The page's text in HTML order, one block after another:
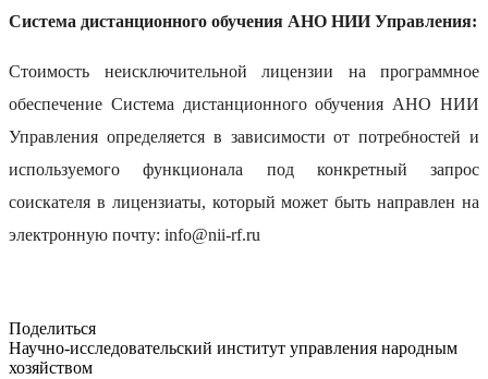
Система дистанционного обучения АНО НИИ Управления:
Стоимость неисключительной лицензии на программное
обеспечение Система дистанционного обучения АНО НИИ
Управления определяется в зависимости от потребностей и
используемого функционала под конкретный запрос
соискателя в лицензиаты, который может быть направлен на
электронную почту: info@nii-rf.ru
Поделиться
Научно-исследовательский институт управления народным
хозяйством